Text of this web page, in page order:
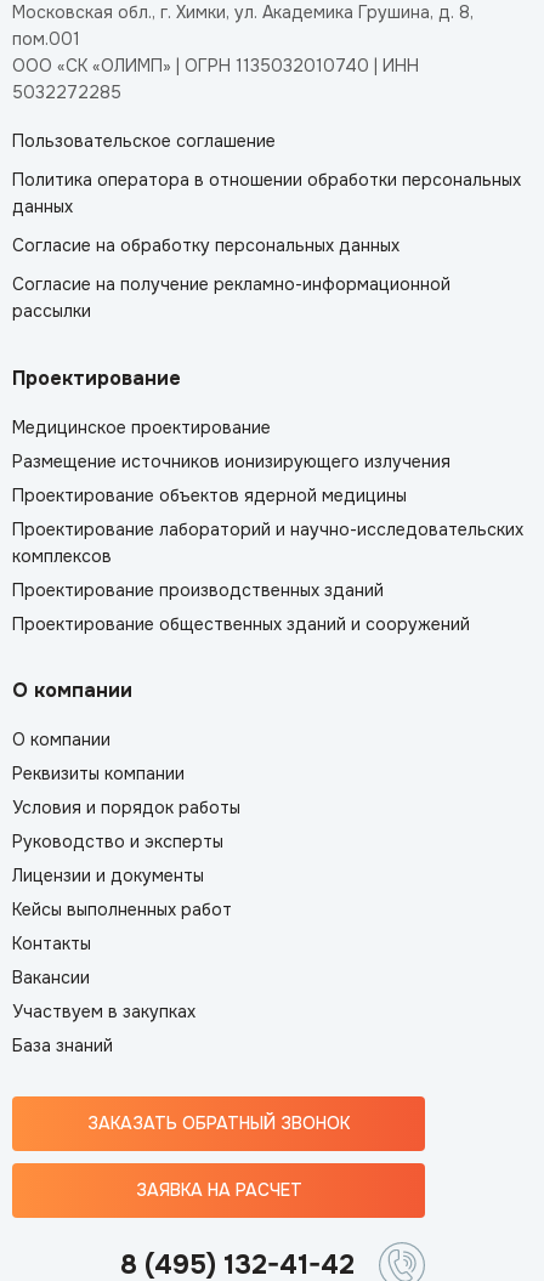
Московская обл., г. Химки, ул. Академика Грушина, д. 8,
пом.001
ООО «СК «ОЛИМП» | ОГРН 1135032010740 | ИНН
5032272285
Пользовательское соглашение
Политика оператора в отношении обработки персональных
данных
Согласие на обработку персональных данных
Согласие на получение рекламно-информационной
рассылки
Проектирование
Медицинское проектирование
Размещение источников ионизирующего излучения
Проектирование объектов ядерной медицины
Проектирование лабораторий и научно-исследовательских
комплексов
Проектирование производственных зданий
Проектирование общественных зданий и сооружений
О компании
О компании
Реквизиты компании
Условия и порядок работы
Руководство и эксперты
Лицензии и документы
Кейсы выполненных работ
Контакты
Вакансии
Участвуем в закупках
База знаний
ЗАКАЗАТЬ ОБРАТНЫЙ ЗВОНОК
ЗАЯВКА НА РАСЧЕТ
8 (495) 132-41-42